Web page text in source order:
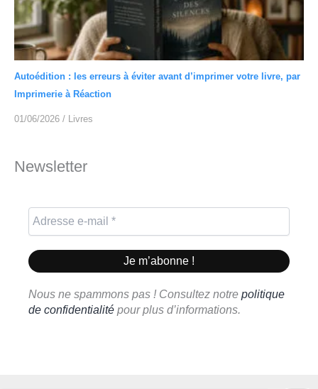
Autoédition : les erreurs à éviter avant d’imprimer votre livre, par
Imprimerie à Réaction
01/06/2026 / Livres
Newsletter
Nous ne spammons pas ! Consultez notre politique
de confidentialité pour plus d’informations.